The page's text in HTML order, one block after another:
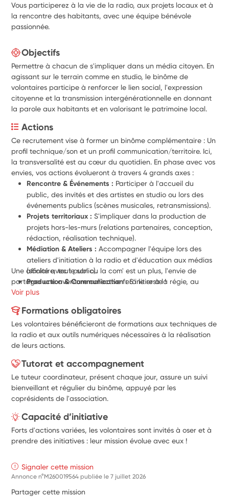
Vous participerez à la vie de la radio, aux projets locaux et à
la rencontre des habitants, avec une équipe bénévole
passionnée.
Objectifs
Permettre à chacun de s'impliquer dans un média citoyen. En
agissant sur le terrain comme en studio, le binôme de
volontaires participe à renforcer le lien social, l'expression
citoyenne et la transmission intergénérationnelle en donnant
la parole aux habitants et en valorisant le patrimoine local.
Actions
Ce recrutement vise à former un binôme complémentaire : Un
profil technique/son et un profil communication/territoire. Ici,
la transversalité est au cœur du quotidien. En phase avec vos
envies, vos actions évolueront à travers 4 grands axes :
Rencontre & Événements : Participer à l'accueil du
public, des invités et des artistes en studio ou lors des
événements publics (scènes musicales, retransmissions).
Projets territoriaux : S'impliquer dans la production de
projets hors-les-murs (relations partenaires, conception,
rédaction, réalisation technique).
Médiation & Ateliers : Accompagner l'équipe lors des
ateliers d'initiation à la radio et d'éducation aux médias
(scolaire, tout public).
Production & Communication : S'initier à la régie, au
montage, créer des contenus et valoriser la radio sur nos
Une affinité avec le son ou la com' est un plus, l'envie de
partager une aventure collective fera le reste !
Voir plus
Formations obligatoires
Les volontaires bénéficieront de formations aux techniques de
la radio et aux outils numériques nécessaires à la réalisation
de leurs actions.
Tutorat et accompagnement
Le tuteur coordinateur, présent chaque jour, assure un suivi
bienveillant et régulier du binôme, appuyé par les
coprésidents de l'association.
Capacité d’initiative
Forts d'actions variées, les volontaires sont invités à oser et à
prendre des initiatives : leur mission évolue avec eux !
Signaler cette mission
Annonce n°M260019564 publiée le7 juillet 2026
Partager cette mission